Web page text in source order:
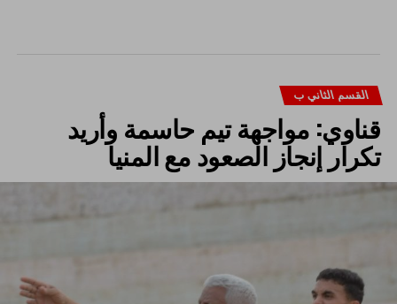
القسم الثاني ب
قناوي: مواجهة تيم حاسمة وأريد
تكرار إنجاز الصعود مع المنيا